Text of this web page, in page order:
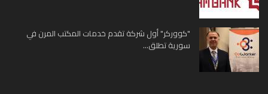
"كووركر" أول شركة تقدم خدمات المكتب المرن في
سورية تطلق...